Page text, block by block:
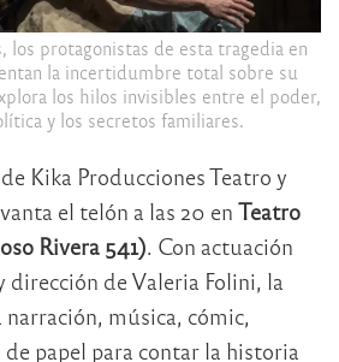
los protagonistas de esta tragedia en
la incertidumbre total sobre su
los hilos invisibles entre el poder,
y los secretos familiares.
Kika Producciones Teatro y
el telón a las 20 en Teatro
Rivera 541). Con actuación
dirección de Valeria Folini, la
música, cómic,
papel para contar la historia